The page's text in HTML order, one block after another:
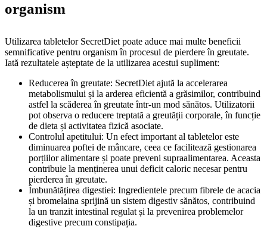
organism
Utilizarea tabletelor SecretDiet poate aduce mai multe beneficii
semnificative pentru organism în procesul de pierdere în greutate.
Iată rezultatele așteptate de la utilizarea acestui supliment:
Reducerea în greutate: SecretDiet ajută la accelerarea
metabolismului și la arderea eficientă a grăsimilor, contribuind
astfel la scăderea în greutate într-un mod sănătos. Utilizatorii
pot observa o reducere treptată a greutății corporale, în funcție
de dieta și activitatea fizică asociate.
Controlul apetitului: Un efect important al tabletelor este
diminuarea poftei de mâncare, ceea ce facilitează gestionarea
porțiilor alimentare și poate preveni supraalimentarea. Aceasta
contribuie la menținerea unui deficit caloric necesar pentru
pierderea în greutate.
Îmbunătățirea digestiei: Ingredientele precum fibrele de acacia
și bromelaina sprijină un sistem digestiv sănătos, contribuind
la un tranzit intestinal regulat și la prevenirea problemelor
digestive precum constipația.